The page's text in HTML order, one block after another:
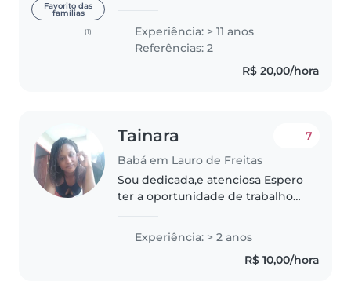
Favorito das
famílias
(1)
DIVORCIADA TENHO UM FILHO
DE 21 ANOS . SOU CARINHOSA ,
EDUCADA ,SEI RESPEITAR O
ESPAÇO DOS PATROES , SOU..
Experiência: > 11 anos
Referências: 2
R$ 20,00/hora
Tainara
Babá em Lauro de Freitas
7
Sou dedicada,e atenciosa Espero
ter a oportunidade de trabalho
estou ansiosa pra conhecer
familias que procuram uma baba
Experiência: > 2 anos
R$ 10,00/hora